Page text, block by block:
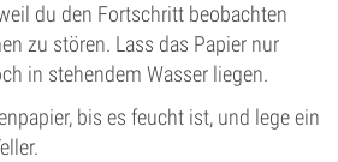
du den Fortschritt beobachten
zu stören. Lass das Papier nur
in stehendem Wasser liegen.
bis es feucht ist, und lege ein